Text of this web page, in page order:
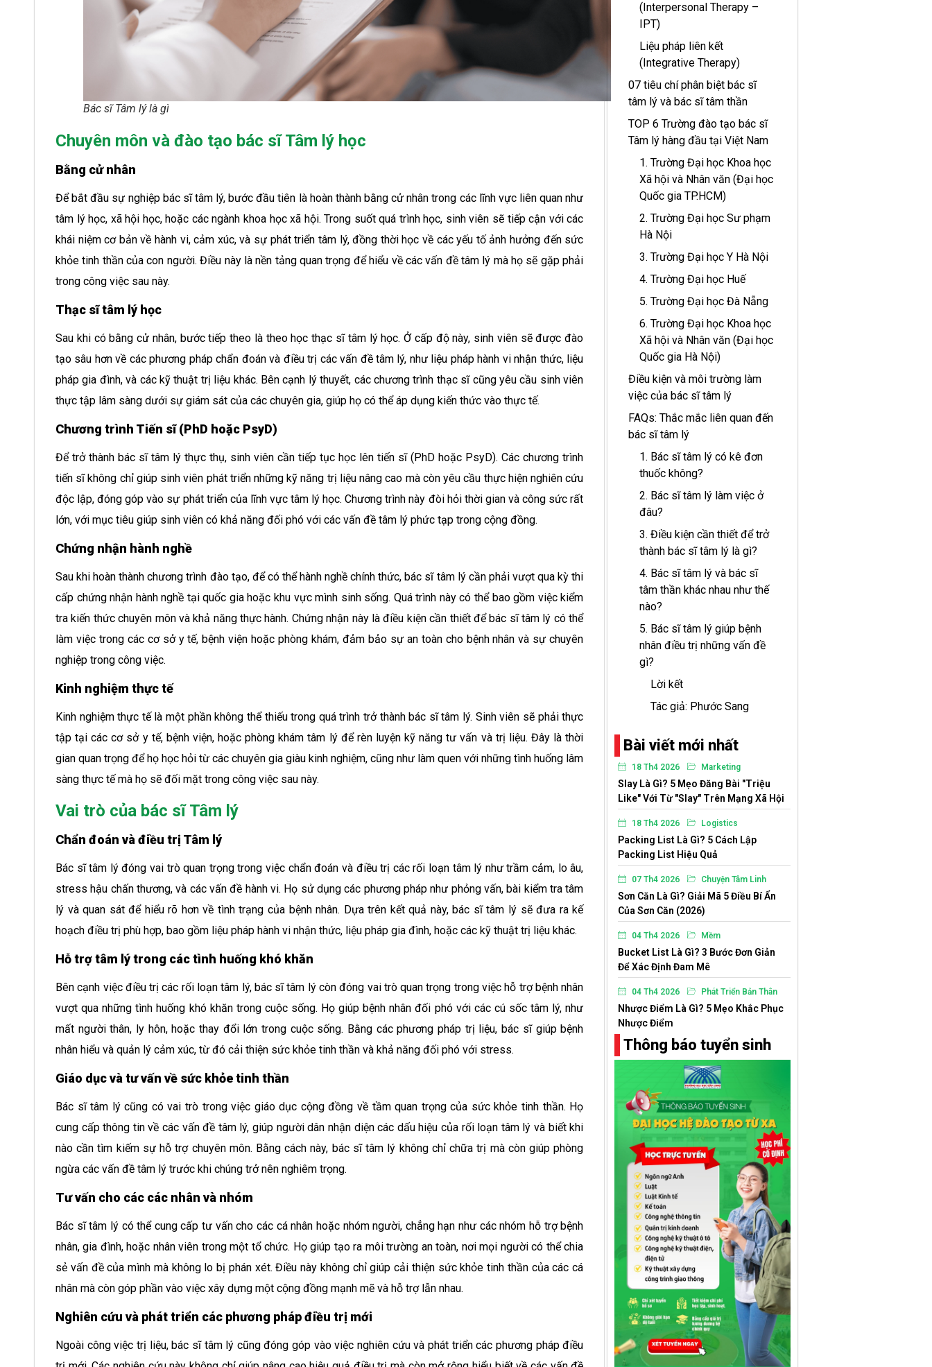
Bác sĩ Tâm lý là gì
Chuyên môn và đào tạo bác sĩ Tâm lý học
Bằng cử nhân
Để bắt đầu sự nghiệp bác sĩ tâm lý, bước đầu tiên là hoàn thành bằng cử nhân trong các lĩnh vực liên quan như
tâm lý học, xã hội học, hoặc các ngành khoa học xã hội. Trong suốt quá trình học, sinh viên sẽ tiếp cận với các
khái niệm cơ bản về hành vi, cảm xúc, và sự phát triển tâm lý, đồng thời học về các yếu tố ảnh hưởng đến sức
khỏe tinh thần của con người. Điều này là nền tảng quan trọng để hiểu về các vấn đề tâm lý mà họ sẽ gặp phải
trong công việc sau này.
Thạc sĩ tâm lý học
Sau khi có bằng cử nhân, bước tiếp theo là theo học thạc sĩ tâm lý học. Ở cấp độ này, sinh viên sẽ được đào
tạo sâu hơn về các phương pháp chẩn đoán và điều trị các vấn đề tâm lý, như liệu pháp hành vi nhận thức, liệu
pháp gia đình, và các kỹ thuật trị liệu khác. Bên cạnh lý thuyết, các chương trình thạc sĩ cũng yêu cầu sinh viên
thực tập lâm sàng dưới sự giám sát của các chuyên gia, giúp họ có thể áp dụng kiến thức vào thực tế.
Chương trình Tiến sĩ (PhD hoặc PsyD)
Để trở thành bác sĩ tâm lý thực thụ, sinh viên cần tiếp tục học lên tiến sĩ (PhD hoặc PsyD). Các chương trình
tiến sĩ không chỉ giúp sinh viên phát triển những kỹ năng trị liệu nâng cao mà còn yêu cầu thực hiện nghiên cứu
độc lập, đóng góp vào sự phát triển của lĩnh vực tâm lý học. Chương trình này đòi hỏi thời gian và công sức rất
lớn, với mục tiêu giúp sinh viên có khả năng đối phó với các vấn đề tâm lý phức tạp trong cộng đồng.
Chứng nhận hành nghề
Sau khi hoàn thành chương trình đào tạo, để có thể hành nghề chính thức, bác sĩ tâm lý cần phải vượt qua kỳ thi
cấp chứng nhận hành nghề tại quốc gia hoặc khu vực mình sinh sống. Quá trình này có thể bao gồm việc kiểm
tra kiến thức chuyên môn và khả năng thực hành. Chứng nhận này là điều kiện cần thiết để bác sĩ tâm lý có thể
làm việc trong các cơ sở y tế, bệnh viện hoặc phòng khám, đảm bảo sự an toàn cho bệnh nhân và sự chuyên
nghiệp trong công việc.
Kinh nghiệm thực tế
Kinh nghiệm thực tế là một phần không thể thiếu trong quá trình trở thành bác sĩ tâm lý. Sinh viên sẽ phải thực
tập tại các cơ sở y tế, bệnh viện, hoặc phòng khám tâm lý để rèn luyện kỹ năng tư vấn và trị liệu. Đây là thời
gian quan trọng để họ học hỏi từ các chuyên gia giàu kinh nghiệm, cũng như làm quen với những tình huống lâm
sàng thực tế mà họ sẽ đối mặt trong công việc sau này.
Vai trò của bác sĩ Tâm lý
Chẩn đoán và điều trị Tâm lý
Bác sĩ tâm lý đóng vai trò quan trọng trong việc chẩn đoán và điều trị các rối loạn tâm lý như trầm cảm, lo âu,
stress hậu chấn thương, và các vấn đề hành vi. Họ sử dụng các phương pháp như phỏng vấn, bài kiểm tra tâm
lý và quan sát để hiểu rõ hơn về tình trạng của bệnh nhân. Dựa trên kết quả này, bác sĩ tâm lý sẽ đưa ra kế
hoạch điều trị phù hợp, bao gồm liệu pháp hành vi nhận thức, liệu pháp gia đình, hoặc các kỹ thuật trị liệu khác.
Hỗ trợ tâm lý trong các tình huống khó khăn
Bên cạnh việc điều trị các rối loạn tâm lý, bác sĩ tâm lý còn đóng vai trò quan trọng trong việc hỗ trợ bệnh nhân
vượt qua những tình huống khó khăn trong cuộc sống. Họ giúp bệnh nhân đối phó với các cú sốc tâm lý, như
mất người thân, ly hôn, hoặc thay đổi lớn trong cuộc sống. Bằng các phương pháp trị liệu, bác sĩ giúp bệnh
nhân hiểu và quản lý cảm xúc, từ đó cải thiện sức khỏe tinh thần và khả năng đối phó với stress.
Giáo dục và tư vấn về sức khỏe tinh thần
Bác sĩ tâm lý cũng có vai trò trong việc giáo dục cộng đồng về tầm quan trọng của sức khỏe tinh thần. Họ
cung cấp thông tin về các vấn đề tâm lý, giúp người dân nhận diện các dấu hiệu của rối loạn tâm lý và biết khi
nào cần tìm kiếm sự hỗ trợ chuyên môn. Bằng cách này, bác sĩ tâm lý không chỉ chữa trị mà còn giúp phòng
ngừa các vấn đề tâm lý trước khi chúng trở nên nghiêm trọng.
Tư vấn cho các các nhân và nhóm
Bác sĩ tâm lý có thể cung cấp tư vấn cho các cá nhân hoặc nhóm người, chẳng hạn như các nhóm hỗ trợ bệnh
nhân, gia đình, hoặc nhân viên trong một tổ chức. Họ giúp tạo ra môi trường an toàn, nơi mọi người có thể chia
sẻ vấn đề của mình mà không lo bị phán xét. Điều này không chỉ giúp cải thiện sức khỏe tinh thần của các cá
nhân mà còn góp phần vào việc xây dựng một cộng đồng mạnh mẽ và hỗ trợ lẫn nhau.
Nghiên cứu và phát triển các phương pháp điều trị mới
Ngoài công việc trị liệu, bác sĩ tâm lý cũng đóng góp vào việc nghiên cứu và phát triển các phương pháp điều
(Interpersonal Therapy –
IPT)
Liệu pháp liên kết
(Integrative Therapy)
07 tiêu chí phân biệt bác sĩ
tâm lý và bác sĩ tâm thần
TOP 6 Trường đào tạo bác sĩ
Tâm lý hàng đầu tại Việt Nam
1. Trường Đại học Khoa học
Xã hội và Nhân văn (Đại học
Quốc gia TP.HCM)
2. Trường Đại học Sư phạm
Hà Nội
3. Trường Đại học Y Hà Nội
4. Trường Đại học Huế
5. Trường Đại học Đà Nẵng
6. Trường Đại học Khoa học
Xã hội và Nhân văn (Đại học
Quốc gia Hà Nội)
Điều kiện và môi trường làm
việc của bác sĩ tâm lý
FAQs: Thắc mắc liên quan đến
bác sĩ tâm lý
1. Bác sĩ tâm lý có kê đơn
thuốc không?
2. Bác sĩ tâm lý làm việc ở
đâu?
3. Điều kiện cần thiết để trở
thành bác sĩ tâm lý là gì?
4. Bác sĩ tâm lý và bác sĩ
tâm thần khác nhau như thế
nào?
5. Bác sĩ tâm lý giúp bệnh
nhân điều trị những vấn đề
gì?
Lời kết
Tác giả: Phước Sang
Bài viết mới nhất
18 Th4 2026 Marketing
Slay Là Gì? 5 Mẹo Đăng Bài "Triệu
Like" Với Từ "Slay" Trên Mạng Xã Hội
18 Th4 2026 Logistics
Packing List Là Gì? 5 Cách Lập
Packing List Hiệu Quả
07 Th4 2026 Chuyện Tâm Linh
Sơn Căn Là Gì? Giải Mã 5 Điều Bí Ẩn
Của Sơn Căn (2026)
04 Th4 2026 Mềm
Bucket List Là Gì? 3 Bước Đơn Giản
Để Xác Định Đam Mê
04 Th4 2026 Phát Triển Bản Thân
Nhược Điểm Là Gì? 5 Mẹo Khắc Phục
Nhược Điểm
Thông báo tuyển sinh